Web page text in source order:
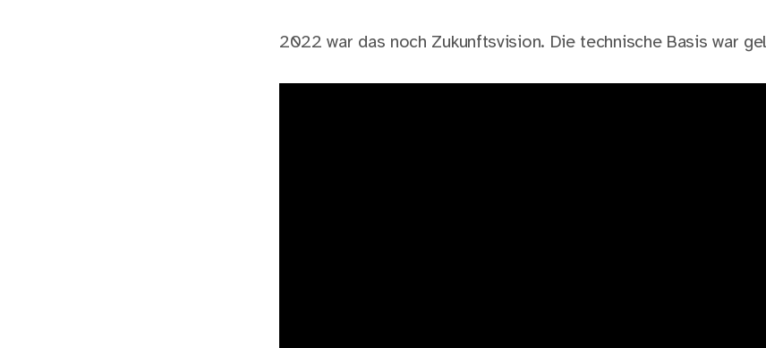
2022 war das noch Zukunftsvision. Die technische Basis war